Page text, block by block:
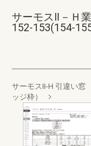
サーモスⅡ－Ｈ
152-153(154-
サーモスII-H 引違い窓
ッジ枠）